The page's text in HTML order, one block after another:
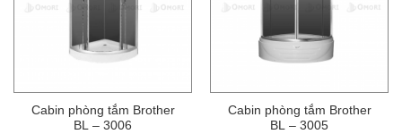
Cabin phòng tắm Brother
BL – 3006
Cabin phòng tắm Brother
BL – 3005